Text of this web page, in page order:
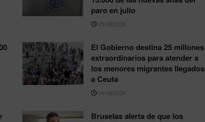
paro en julio
05/08/2026
El Gobierno destina 25 millones
extraordinarios para atender a
los menores migrantes llegados
a Ceuta
04/08/2026
Bruselas alerta de que los